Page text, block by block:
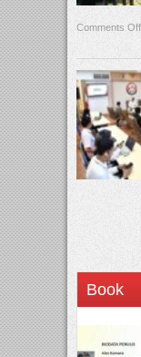
Comments Off
Book